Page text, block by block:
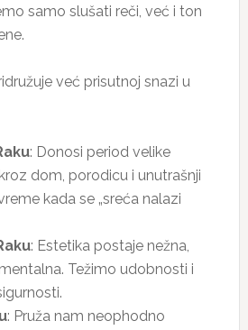
samo slušati reči, već i ton
već prisutnoj snazi u
: Donosi period velike
dom, porodicu i unutrašnji
kada se „sreća nalazi
: Estetika postaje nežna,
Težimo udobnosti i
: Pruža nam neophodno